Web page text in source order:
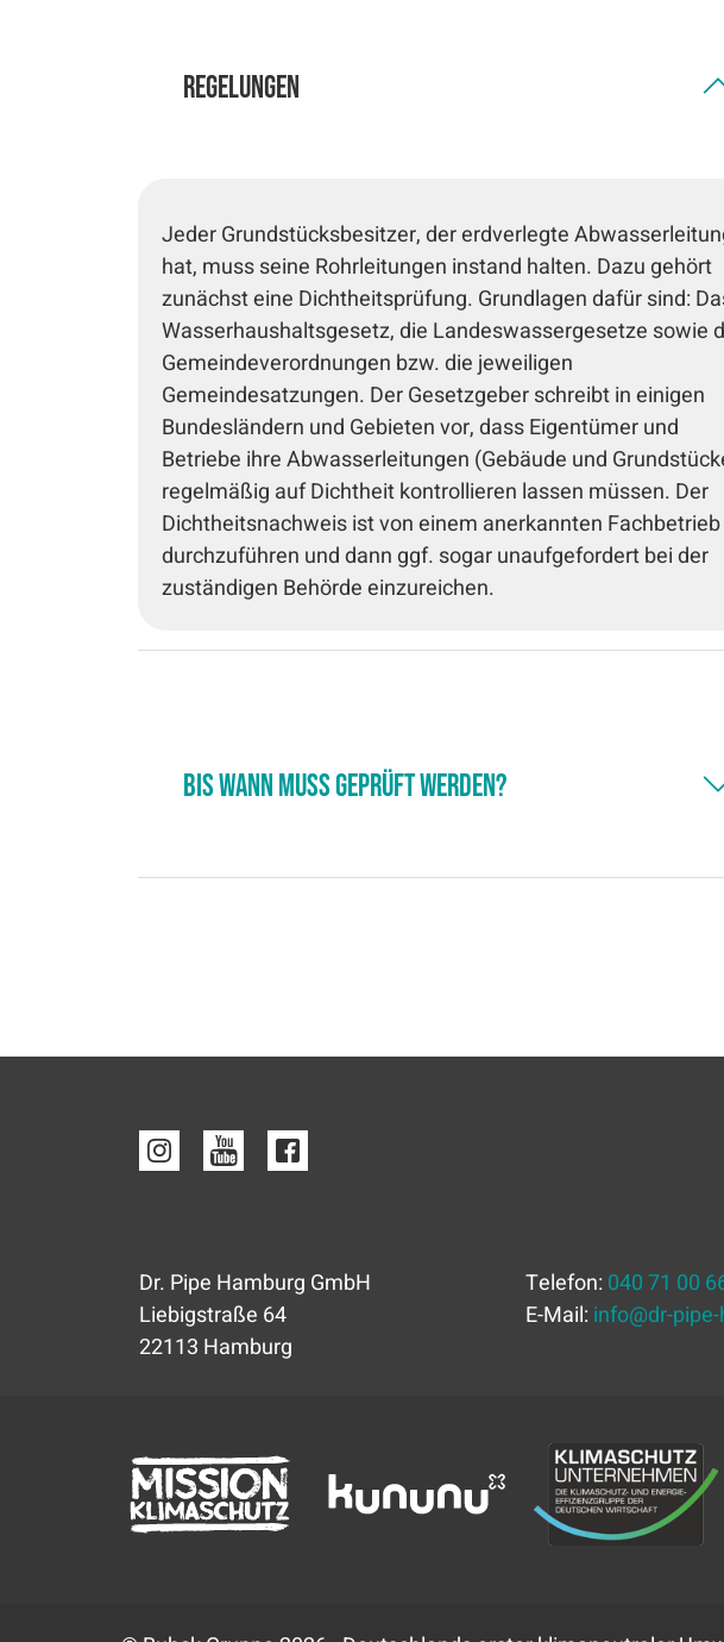
Regelungen
Jeder Grundstücksbesitzer, der erdverlegte
hat, muss seine Rohrleitungen instand halten. Dazu gehört
zunächst eine Dichtheitsprüfung. Grundlagen dafür sind:
Wasserhaushaltsgesetz, die Landeswassergesetze sowie
Gemeindeverordnungen bzw. die jeweiligen
Gemeindesatzungen. Der Gesetzgeber schreibt in einigen
Bundesländern und Gebieten vor, dass Eigentümer und
Betriebe ihre Abwasserleitungen (Gebäude und
regelmäßig auf Dichtheit kontrollieren lassen müssen. Der
Dichtheitsnachweis ist von einem anerkannten Fachbetrieb
durchzuführen und dann ggf. sogar unaufgefordert bei der
zuständigen Behörde einzureichen.
Bis wann muss geprüft werden?
Dr. Pipe Hamburg GmbH
Liebigstraße 64
22113 Hamburg
Telefon: 040 71 00
E-Mail: info@dr-